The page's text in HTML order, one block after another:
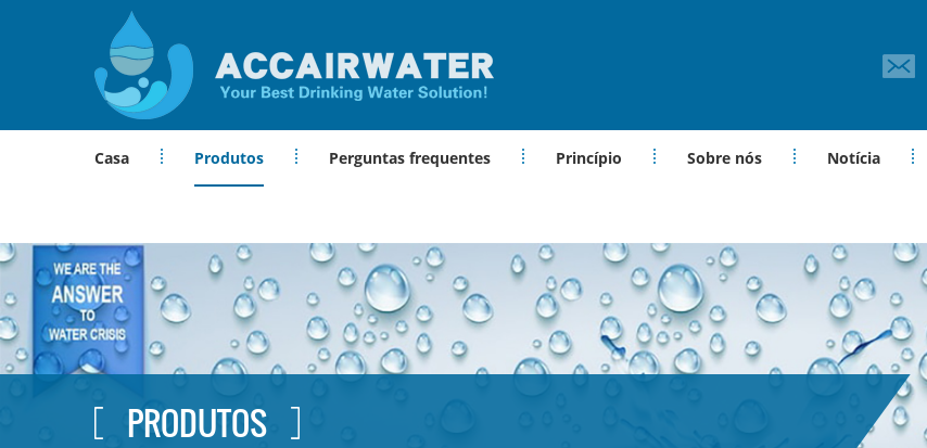
Casa Produtos Perguntas frequentes Princípio Sobre nós Notícia
PRODUTOS